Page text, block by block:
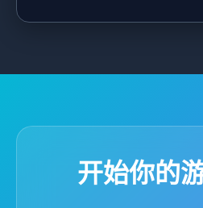
开始你的